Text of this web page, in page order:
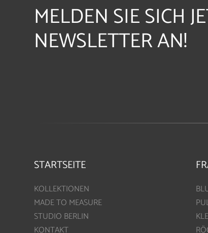
MELDEN SIE SICH
NEWSLETTER AN!
STARTSEITE
KOLLEKTIONEN
MADE TO MEASURE
STUDIO BERLIN
KONTAKT